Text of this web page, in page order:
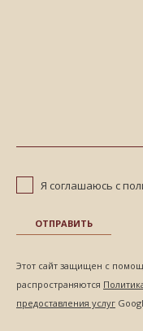
Я соглашаюсь с
ОТПРАВИТЬ
Этот сайт защищен с
распространяются
предоставления услуг